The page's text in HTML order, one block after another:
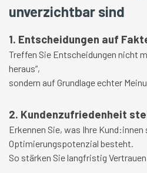
unverzichtbar sind
1. Entscheidungen auf
Treffen Sie Entscheidungen nicht
heraus“,
sondern auf Grundlage echter
2. Kundenzufriedenheit
Erkennen Sie, was Ihre Kund:innen
Optimierungspotenzial besteht.
So stärken Sie langfristig